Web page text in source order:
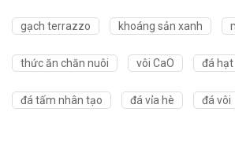
gạch terrazzo khoáng sản xanh
thức ăn chăn nuôi vôi CaO đá hạt
đá tấm nhân tạo đá vỉa hè đá vôi